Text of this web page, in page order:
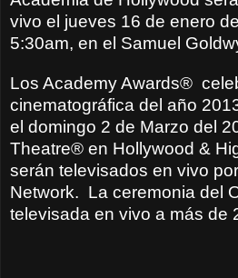
vivo el jueves 16 de enero
5:30am, en el Samuel
Los Academy Awards®
cinematográfica del año
el domingo 2 de Marzo del
Theatre® en Hollywood &
serán televisados en vivo
Network. La ceremonia del
televisada en vivo a más de